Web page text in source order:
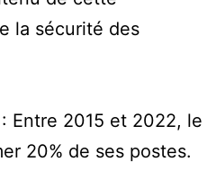
la sécurité des
Entre 2015 et 2022, le
20% de ses postes.